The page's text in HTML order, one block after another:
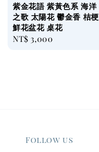
紫金花語 紫黃色系 海洋
之歌 太陽花 鬱金香 桔梗
鮮花盆花 桌花
Regular
NT$ 3,000
Follow us